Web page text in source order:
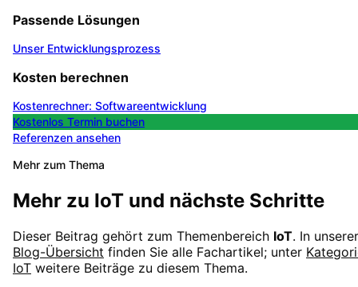
Passende Lösungen
Unser Entwicklungsprozess
Kosten berechnen
Kostenrechner: Softwareentwicklung
Kostenlos Termin buchen
Referenzen ansehen
Mehr zum Thema
Mehr zu IoT und nächste Schritte
Dieser Beitrag gehört zum Themenbereich IoT. In unserer
Blog-Übersicht finden Sie alle Fachartikel; unter
IoT weitere Beiträge zu diesem Thema.